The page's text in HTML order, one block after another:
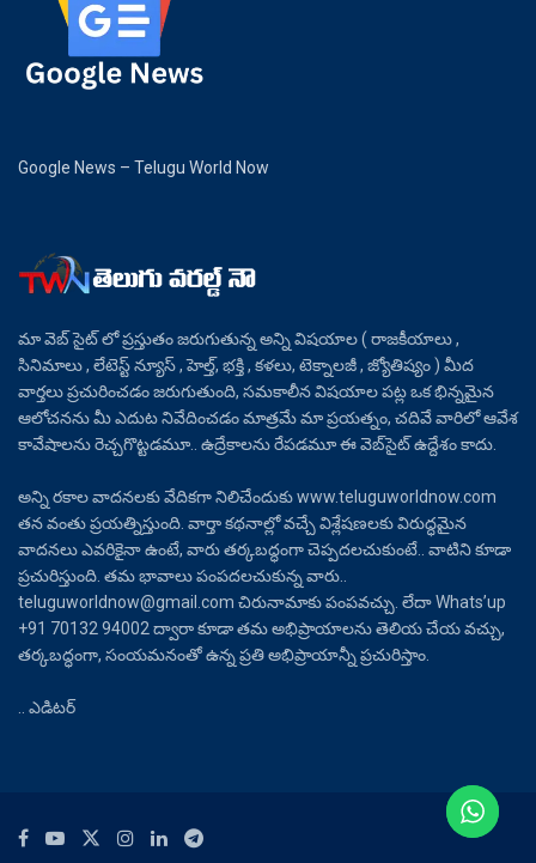
Google News – Telugu World Now
మా వెబ్ సైట్ లో ప్రస్తుతం జరుగుతున్న అన్ని విషయాల ( రాజకీయాలు ,
సినిమాలు , లేటెస్ట్ న్యూస్ , హెల్త్, భక్తి , కళలు, టెక్నాలజీ , జ్యోతిష్యం ) మీద
వార్తలు ప్రచురించడం జరుగుతుంది, సమకాలీన విషయాల పట్ల ఒక భిన్నమైన
ఆలోచనను మీ ఎదుట నివేదించడం మాత్రమే మా ప్రయత్నం, చదివే వారిలో ఆవేశ
కావేషాలను రెచ్చగొట్టడమూ.. ఉద్రేకాలను రేపడమూ ఈ వెబ్‌సైట్ ఉద్దేశం కాదు.
అన్ని రకాల వాదనలకు వేదికగా నిలిచేందుకు www.teluguworldnow.com
తన వంతు ప్రయత్నిస్తుంది. వార్తా కథనాల్లో వచ్చే విశ్లేషణలకు విరుద్ధమైన
వాదనలు ఎవరికైనా ఉంటే, వారు తర్కబద్ధంగా చెప్పదలచుకుంటే.. వాటిని కూడా
ప్రచురిస్తుంది. తమ భావాలు పంపదలచుకున్న వారు..
teluguworldnow@gmail.com చిరునామాకు పంపవచ్చు. లేదా Whats’up
+91 70132 94002 ద్వారా కూడా తమ అభిప్రాయాలను తెలియ చేయ వచ్చు,
తర్కబద్ధంగా, సంయమనంతో ఉన్న ప్రతి అభిప్రాయాన్నీ ప్రచురిస్తాం.
.. ఎడిటర్